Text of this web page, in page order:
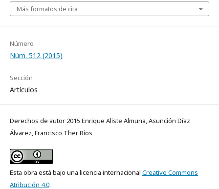
Más formatos de cita
Número
Núm. 512 (2015)
Sección
Artículos
Derechos de autor 2015 Enrique Aliste Almuna, Asunción Díaz
Álvarez, Francisco Ther Ríos
Esta obra está bajo una licencia internacional Creative Commons
Atribución 4.0.